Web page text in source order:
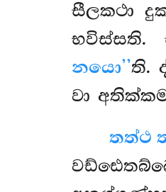
සීලකථා
භවිස්සති.
නයො’’ති.
වා
තත්ථ